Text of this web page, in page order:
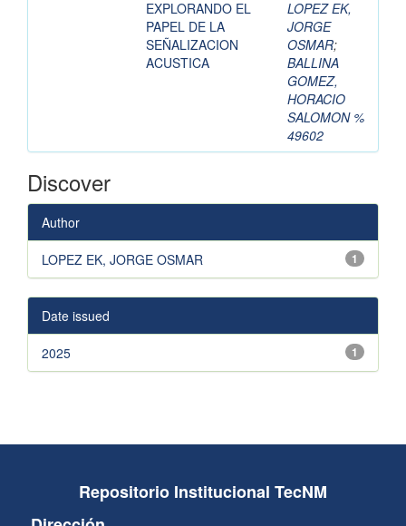
EXPLORANDO EL
PAPEL DE LA
SEÑALIZACION
ACUSTICA
LOPEZ EK,
JORGE
OSMAR;
BALLINA
GOMEZ,
HORACIO
SALOMON %
49602
Discover
Author
1
LOPEZ EK, JORGE OSMAR
Date issued
1
2025
Repositorio Institucional TecNM